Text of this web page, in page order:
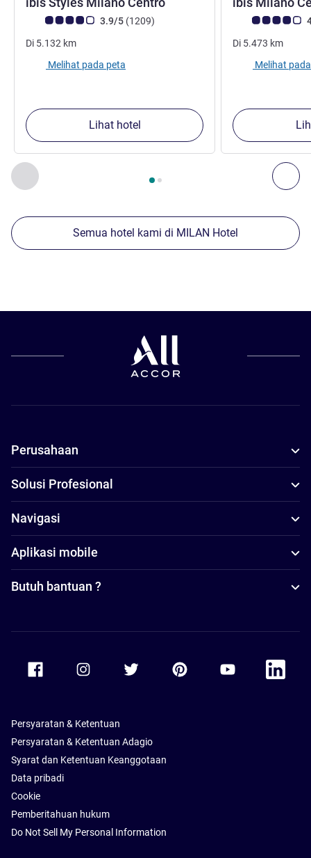
Sebelumnya - Properti kami yang lain di sekitar
Halaman , Properti kami yang lain di sekitar 1 :,
Catatan tamu Avis (Peringkat ALL)
3.9/5 (1209ulasan
)
Di 5.132 km
Melihat pada peta
Lihat hotel
Catatan tamu
Di 5.473 km
Melihat
Semua hotel kami di MILAN Hotel
Perusahaan
Solusi Profesional
Navigasi
Aplikasi mobile
Butuh bantuan ?
Accor Facebook Accor TwitterAccor PinterestAccor Youtube
Accor
Persyaratan & Ketentuan
Persyaratan & Ketentuan Adagio
Syarat dan Ketentuan Keanggotaan
Data pribadi
Cookie
Pemberitahuan hukum
Do Not Sell My Personal Information